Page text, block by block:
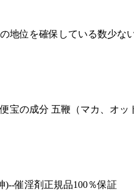
地位を確保している数少な
宝の成分 五鞭（マカ、オ
)--催淫剤正規品100％保証